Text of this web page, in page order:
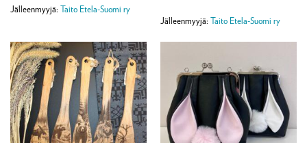
Jälleenmyyjä: Taito Etela-Suomi ry
Jälleenmyyjä: Taito Etela-Suomi ry